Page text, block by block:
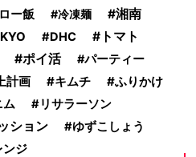
ー飯 冷凍麺 湘南
DHC トマト
ポイ活 パーティー
計画 キムチ
ふりかけ
ム
リサラーソン
ション
ゆずこしょう
ンジ